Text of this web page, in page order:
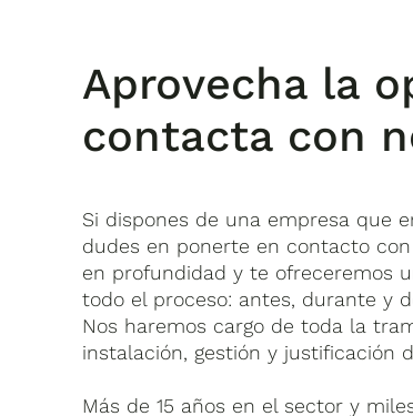
Aprovecha la
contacta con
Si dispones de una empresa que
dudes en ponerte en contacto
en profundidad y te ofreceremos
todo el proceso: antes, durante y
Nos haremos cargo de toda la
instalación, gestión y justificación
Más de 15 años en el sector y